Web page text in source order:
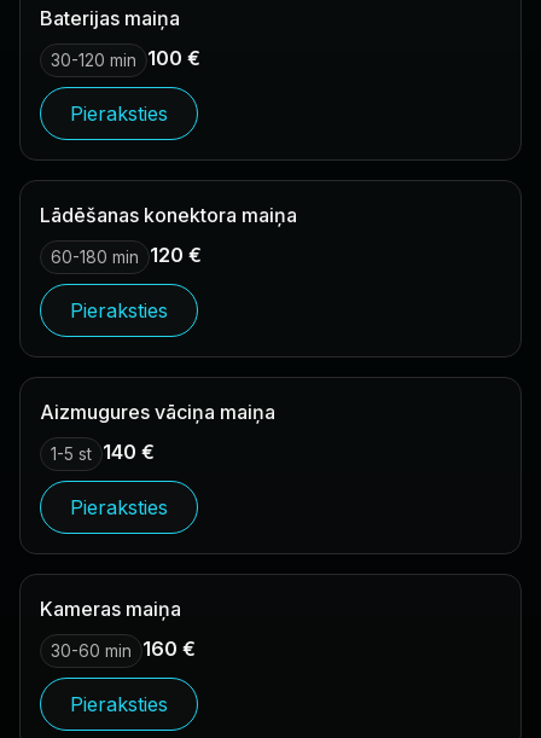
Baterijas maiņa
30-120 min 100 €
Pieraksties
Lādēšanas konektora maiņa
60-180 min 120 €
Pieraksties
Aizmugures vāciņa maiņa
1-5 st 140 €
Pieraksties
Kameras maiņa
30-60 min 160 €
Pieraksties